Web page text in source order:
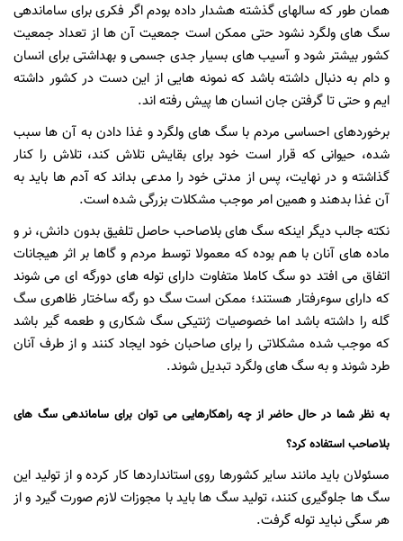
همان طور که سالهای گذشته هشدار داده بودم اگر فکری برای ساماندهی
سگ های ولگرد نشود حتی ممکن است جمعیت آن ها از تعداد جمعیت
کشور بیشتر شود و آسیب های بسیار جدی جسمی و بهداشتی برای انسان
و دام به دنبال داشته باشد که نمونه هایی از این دست در کشور داشته
ایم و حتی تا گرفتن جان انسان ها پیش رفته اند.
برخوردهای احساسی مردم با سگ های ولگرد و غذا دادن به آن ها سبب
شده، حیوانی که قرار است خود برای بقایش تلاش کند، تلاش را کنار
گذاشته و در نهایت، پس از مدتی خود را مدعی بداند که آدم ها باید به
آن غذا بدهند و همین امر موجب مشکلات بزرگی شده است.
نکته جالب دیگر اینکه سگ های بلاصاحب حاصل تلفیق بدون دانش، نر و
ماده های آنان با هم بوده که معمولا توسط مردم و گاها بر اثر هیجانات
اتفاق می افتد دو سگ کاملا متفاوت دارای توله های دورگه ای می شوند
که دارای سوءرفتار هستند؛ ممکن است سگ دو رگه ساختار ظاهری سگ
گله را داشته باشد اما خصوصیات ژنتیکی سگ شکاری و طعمه گیر باشد
که موجب شده مشکلاتی را برای صاحبان خود ایجاد کنند و از طرف آنان
طرد شوند و به سگ های ولگرد تبدیل شوند.
به نظر شما در حال حاضر از چه راهکارهایی می توان برای ساماندهی سگ های
بلاصاحب استفاده کرد؟
مسئولان باید مانند سایر کشورها روی استانداردها کار کرده و از تولید این
سگ ها جلوگیری کنند، تولید سگ ها باید با مجوزات لازم صورت گیرد و از
هر سگی نباید توله گرفت.